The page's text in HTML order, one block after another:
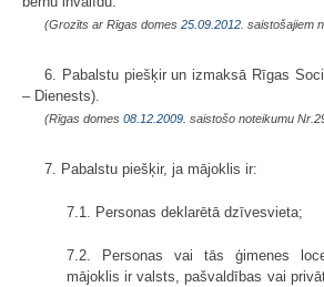
(Grozīts ar Rīgas domes 25.09.2012. saistošajiem
6. Pabalstu piešķir un izmaksā Rīgas
– Dienests).
(Rīgas domes 08.12.2009. saistošo noteikumu
7. Pabalstu piešķir, ja mājoklis ir:
7.1. Personas deklarētā dzīvesvieta;
7.2. Personas vai tās ģimenes
mājoklis ir valsts, pašvaldības vai